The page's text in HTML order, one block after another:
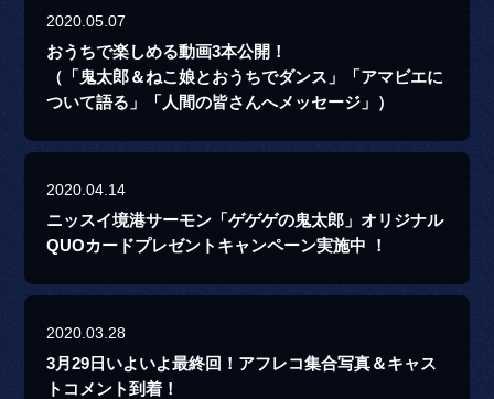
2020.05.07
おうちで楽しめる動画3本公開！
（「鬼太郎＆ねこ娘とおうちでダンス」「アマビエに
ついて語る」「人間の皆さんへメッセージ」）
2020.04.14
ニッスイ境港サーモン「ゲゲゲの鬼太郎」オリジナル
QUOカードプレゼントキャンペーン実施中 ！
2020.03.28
3月29日いよいよ最終回！アフレコ集合写真＆キャス
トコメント到着！